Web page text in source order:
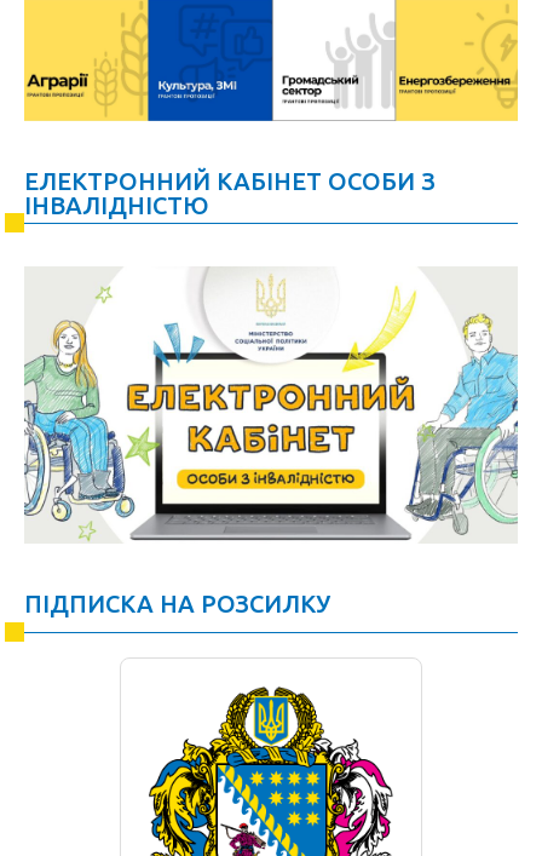
ЕЛЕКТРОННИЙ КАБІНЕТ ОСОБИ З
ІНВАЛІДНІСТЮ
ПІДПИСКА НА РОЗСИЛКУ